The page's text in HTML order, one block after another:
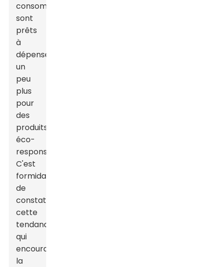
consommateurs
sont
prêts
à
dépenser
un
peu
plus
pour
des
produits
éco-
responsables.
C'est
formidable
de
constater
cette
tendance,
qui
encourage
la